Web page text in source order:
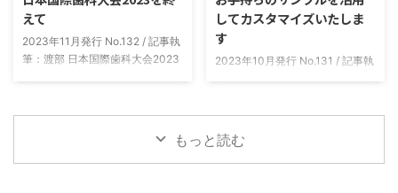
会社スリービー・ラボラトリーズ
代表取締役 伊藤 健 ニュースレ
ター Vol.134-2024.01月号
ヤマト便を使用しています。納品
予定表は、発送日の「翌日到着エ
リア用」と「翌々日到着エリア
用」の2種類を用意しています。
えて
2023年11月発行 No.132 / 記事執
筆：渡部 日本国際歯科大会2023
させていただきます。ここ数年は
コロナ禍の影響もありまして、実
してカスタマイズいたしま
す
2023年10月発行 No.131 / 記事執
晩の冷え込みが進んでおりますの
で体調管理などにはお気をつけて
ください。また医院様に置かれま
しては益々ご健勝のことと存じま
もっと読む